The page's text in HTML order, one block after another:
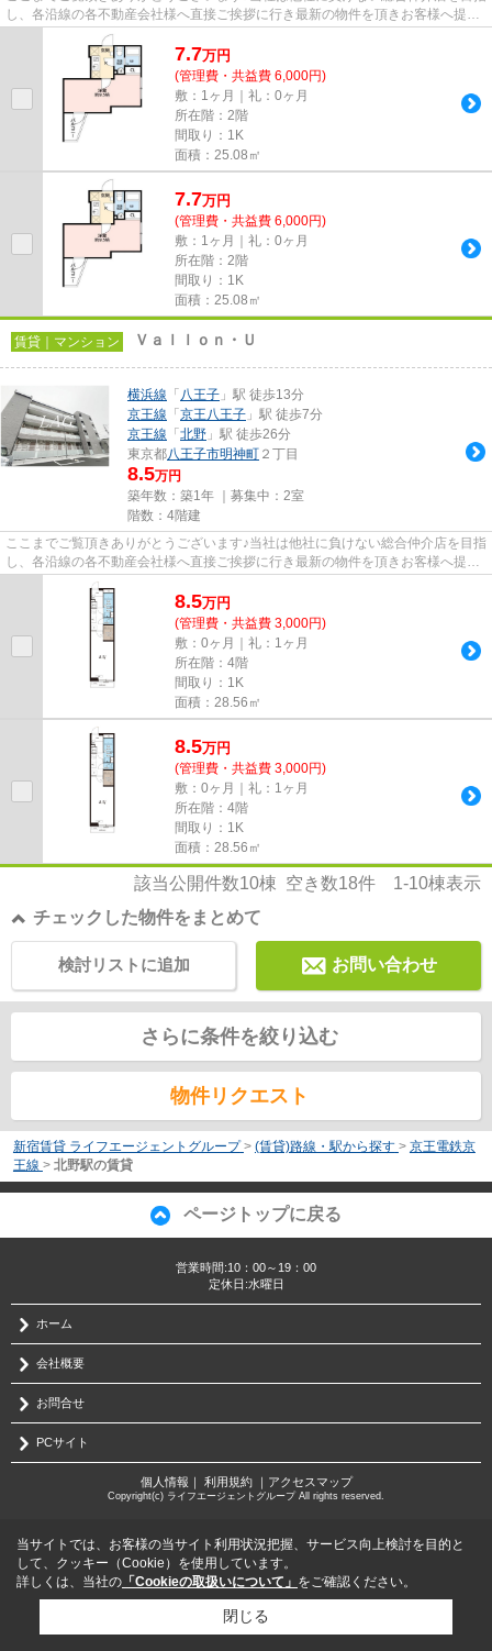
し、各沿線の各不動産会社様へ直接ご挨拶に行き最新の物件を頂きお客様へ提供
しております！最新の情報は...
7.7万円
(管理費・共益費 6,000円)
敷：1ヶ月｜礼：0ヶ月
所在階：2階
間取り：1K
面積：25.08㎡
7.7万円
(管理費・共益費 6,000円)
敷：1ヶ月｜礼：0ヶ月
所在階：2階
間取り：1K
面積：25.08㎡
賃貸｜マンション Ｖａｌｌｏｎ・Ｕ
横浜線 「 八王子 」駅 徒歩13分
京王線 「 京王八王子 」駅 徒歩7分
京王線 「 北野 」駅 徒歩26分
東京都八王子市明神町 ２丁目
8.5万円
築年数：築1年 ｜募集中： 2室
階数：4階建
ここまでご覧頂きありがとうございます♪当社は他社に負けない総合仲介店を目指
し、各沿線の各不動産会社様へ直接ご挨拶に行き最新の物件を頂きお客様へ提供
しております！最新の情報は...
8.5万円
(管理費・共益費 3,000円)
敷：0ヶ月｜礼：1ヶ月
所在階：4階
間取り：1K
面積：28.56㎡
8.5万円
(管理費・共益費 3,000円)
敷：0ヶ月｜礼：1ヶ月
所在階：4階
間取り：1K
面積：28.56㎡
該当公開件数10棟 空き数18件 1-10棟表示
チェックした物件をまとめて
お問い合わせ
検討リストに追加
さらに条件を絞り込む
物件リクエスト
新宿賃貸 ライフエージェントグループ > (賃貸)路線・駅から探す > 京王電鉄京
王線 > 北野駅の賃貸
ページトップに戻る
営業時間:10：00～19：00
定休日:水曜日
ホーム
会社概要
お問合せ
PCサイト
個人情報 ｜ 利用規約｜ アクセスマップ
Copyright(c) ライフエージェントグループ All rights reserved.
当サイトでは、お客様の当サイト利用状況把握、サービス向上検討を目的と
して、クッキー（Cookie）を使用しています。
詳しくは、当社の 「Cookieの取扱いについて」 をご確認ください。
閉じる